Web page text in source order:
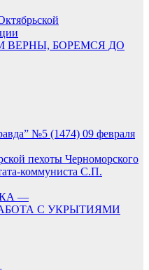
ВЕРНЫ, БОРЕМСЯ ДО
№5 (1474) 09 февраля
пехоты Черноморского
коммуниста С.П.
—
С УКРЫТИЯМИ